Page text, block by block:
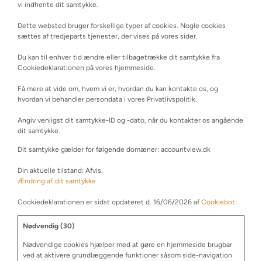
vi indhente dit samtykke.
Dette websted bruger forskellige typer af cookies. Nogle cookies
sættes af tredjeparts tjenester, der vises på vores sider.
Du kan til enhver tid ændre eller tilbagetrække dit samtykke fra
Cookiedeklarationen på vores hjemmeside.
Få mere at vide om, hvem vi er, hvordan du kan kontakte os, og
hvordan vi behandler persondata i vores Privatlivspolitik.
Angiv venligst dit samtykke-ID og -dato, når du kontakter os angående
dit samtykke.
Dit samtykke gælder for følgende domæner: accountview.dk
Din aktuelle tilstand: Afvis.
Ændring af dit samtykke
Cookiedeklarationen er sidst opdateret d. 16/06/2026 af Cookiebot:
Nødvendig (30)
Nødvendige cookies hjælper med at gøre en hjemmeside brugbar
ved at aktivere grundlæggende funktioner såsom side-navigation